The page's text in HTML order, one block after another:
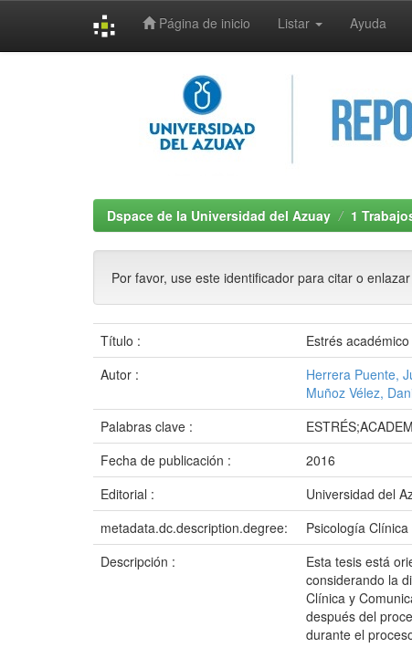
Página de inicio Listar Ayuda
Dspace de la Universidad del Azuay 1
Por favor, use este identificador para citar o
Título :
Estrés
Autor :
Herrera Puente,
Muñoz Vélez,
Palabras clave :
Fecha de publicación :
2016
Editorial :
Universidad del
metadata.dc.description.degree:
Psicología Clínica
Descripción :
Esta tesis está
considerando la
Clínica y
después del
durante el